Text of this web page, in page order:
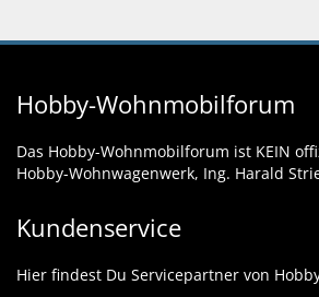
Hobby-Wohnmobilforum
Das Hobby-Wohnmobilforum ist KEIN
Hobby-Wohnwagenwerk, Ing. Harald
Kundenservice
Hier findest Du Servicepartner von